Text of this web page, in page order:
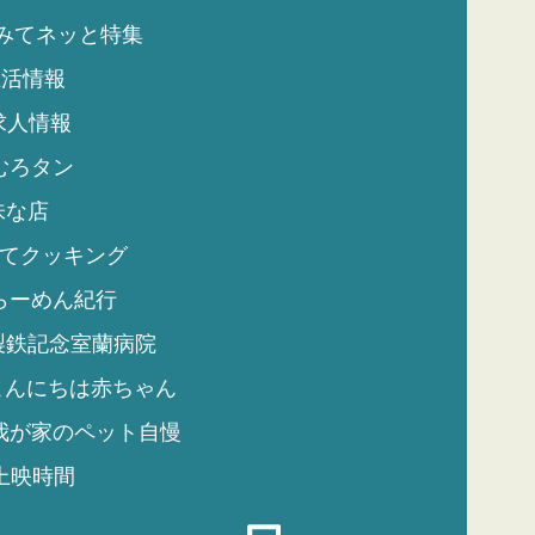
てネッと特集
情報
人情報
ろタン
な店
クッキング
ーめん紀行
鉄記念室蘭病院
んにちは赤ちゃん
が家のペット自慢
映時間